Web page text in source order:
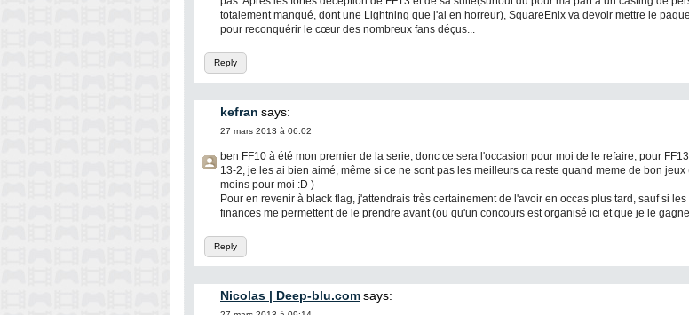
Reply
totalement manqué, dont une Lightning que j'ai en horreur), SquareEnix va devoir mettre le
pour reconquérir le cœur des nombreux fans déçus...
kefran says:
27 mars 2013 à 06:02
Reply
ben FF10 à été mon premier de la serie, donc ce sera l'occasion pour moi de le refaire, pour
13-2, je les ai bien aimé, même si ce ne sont pas les meilleurs ca reste quand meme de bon jeux
moins pour moi :D )
Pour en revenir à black flag, j'attendrais très certainement de l'avoir en occas plus tard, sauf si les
finances me permettent de le prendre avant (ou qu'un concours est organisé ici et que je le
Nicolas | Deep-blu.comsays: